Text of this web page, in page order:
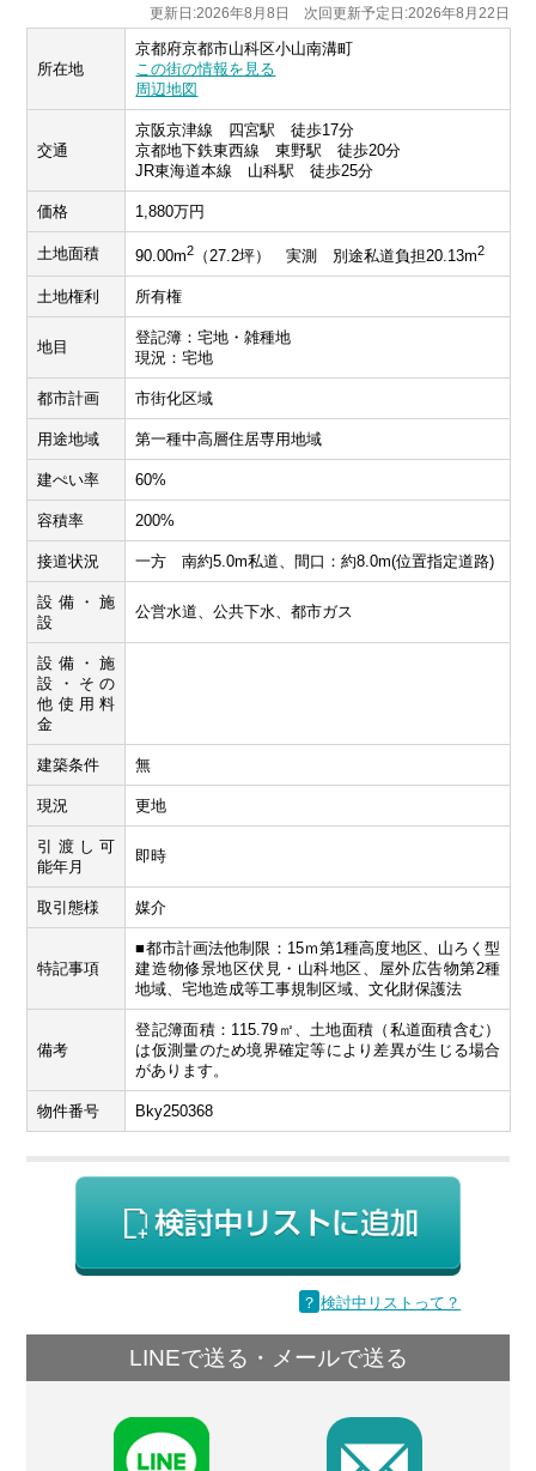
更新日:2026年8月8日 次回更新予定日:2026年8月22日
所在地
京都府京都市山科区小山南溝町
この街の情報を見る
周辺地図
交通
京阪京津線 四宮駅 徒歩17分
京都地下鉄東西線 東野駅 徒歩20分
JR東海道本線 山科駅 徒歩25分
価格 1,880万円
土地面積 90.00m2 （27.2坪） 実測 別途私道負担20.13m2
土地権利 所有権
地目
登記簿：宅地・雑種地
現況：宅地
都市計画 市街化区域
用途地域 第一種中高層住居専用地域
建ぺい率 60%
容積率 200%
接道状況 一方 南約5.0m私道、間口：約8.0m(位置指定道路)
設備・施
設
公営水道、公共下水、都市ガス
設備・施
設・その
他使用料
金
建築条件 無
現況 更地
引渡し可
能年月
即時
取引態様 媒介
特記事項
■都市計画法他制限：15ｍ第1種高度地区、山ろく型
建造物修景地区伏見・山科地区、屋外広告物第2種
地域、宅地造成等工事規制区域、文化財保護法
備考
登記簿面積：115.79㎡、土地面積（私道面積含む）
は仮測量のため境界確定等により差異が生じる場合
があります。
物件番号 Bky250368
？ 検討中リストって？
LINEで送る・メールで送る